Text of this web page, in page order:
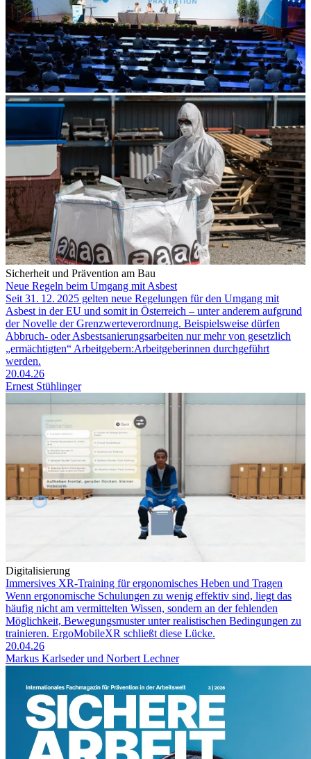
Sicherheit und Prävention am Bau
Neue Regeln beim Umgang mit Asbest
Seit 31. 12. 2025 gelten neue Regelungen für den Umgang mit
Asbest in der EU und somit in Österreich – unter anderem aufgrund
der Novelle der Grenzwerteverordnung. Beispielsweise dürfen
Abbruch- oder Asbestsanierungsarbeiten nur mehr von gesetzlich
„ermächtigten“ Arbeitgebern:Arbeitgeberinnen durchgeführt
werden.
20.04.26
Ernest Stühlinger
Digitalisierung
Immersives XR-Training für ergonomisches Heben und Tragen
Wenn ergonomische Schulungen zu wenig effektiv sind, liegt das
häufig nicht am vermittelten Wissen, sondern an der fehlenden
Möglichkeit, Bewegungsmuster unter realistischen Bedingungen zu
trainieren. ErgoMobileXR schließt diese Lücke.
20.04.26
Markus Karlseder und Norbert Lechner